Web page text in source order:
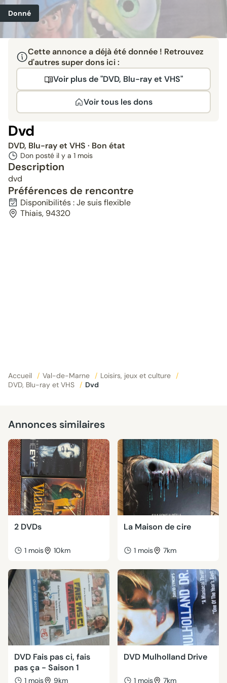
Donné
Cette annonce a déjà été donnée ! Retrouvez
d'autres super dons ici :
Voir plus de "DVD, Blu-ray et VHS"
Voir tous les dons
Dvd
DVD, Blu-ray et VHS · Bon état
Don posté il y a 1 mois
Description
dvd
Préférences de rencontre
Disponibilités : Je suis flexible
Thiais, 94320
Accueil / Val-de-Marne / Loisirs, jeux et culture
/
DVD, Blu-ray et VHS
/ Dvd
Annonces similaires
2 DVDs
1 mois 10km
La Maison de cire
1 mois 7km
DVD Fais pas ci, fais
pas ça - Saison 1
1 mois 9km
DVD Mulholland Drive
1 mois 7km